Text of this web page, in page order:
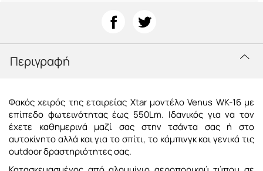
Περιγραφή
Φακός χειρός της εταιρείας Xtar μοντέλο Venus WK-16 με
επίπεδο φωτεινότητας έως 550Lm. Iδανικός για να τον
έχετε καθημερινά μαζί σας στην τσάντα σας ή στο
αυτοκίνητο αλλά και για το σπίτι, το κάμπινγκ και γενικά τις
outdoor δραστηριότητες σας.